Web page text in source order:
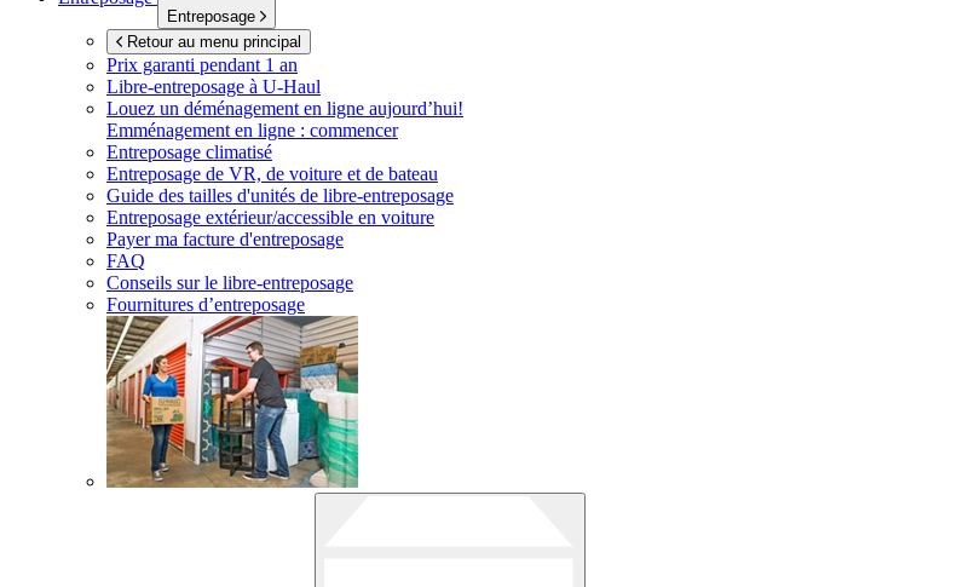
Entreposage
Retour au menu principal
Prix garanti pendant 1 an
Libre-entreposage à U-Haul
Louez un déménagement en ligne aujourd’hui!
Emménagement en ligne : commencer
Entreposage climatisé
Entreposage de VR, de voiture et de bateau
Guide des tailles d'unités de libre-entreposage
Entreposage extérieur/accessible en voiture
Payer ma facture d'entreposage
FAQ
Conseils sur le libre-entreposage
Fournitures d’entreposage